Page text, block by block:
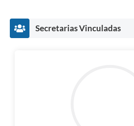
Secretarias Vinculadas